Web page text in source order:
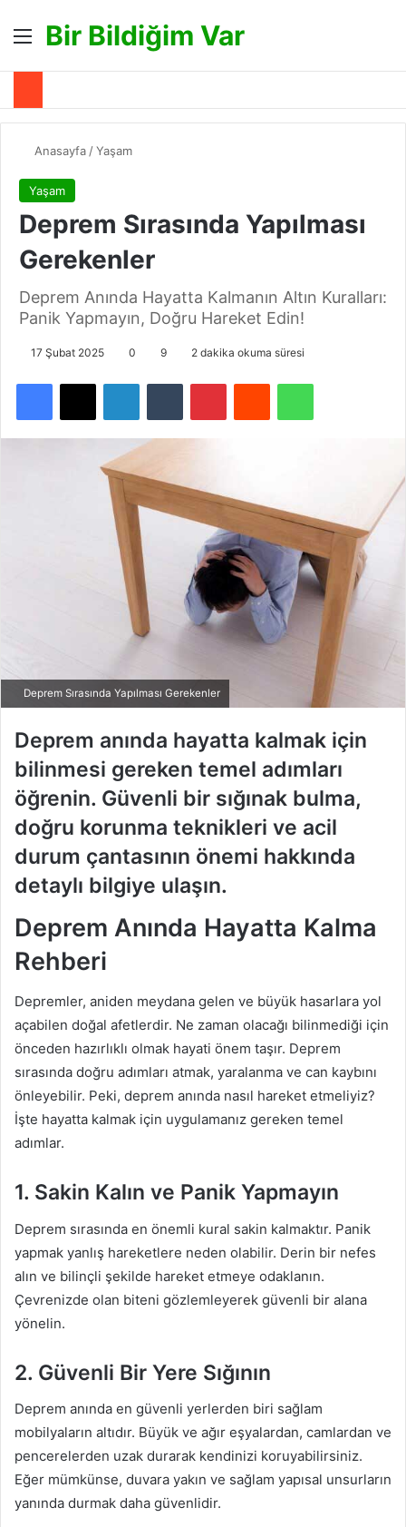
Menü
Bir Bildiğim Var
Anasayfa /Yaşam
Yaşam
Deprem Sırasında Yapılması
Gerekenler
Deprem Anında Hayatta Kalmanın Altın Kuralları:
Panik Yapmayın, Doğru Hareket Edin!
17 Şubat 2025 0 9 2 dakika okuma süresi
Deprem Sırasında Yapılması Gerekenler
Deprem anında hayatta kalmak için
bilinmesi gereken temel adımları
öğrenin. Güvenli bir sığınak bulma,
doğru korunma teknikleri ve acil
durum çantasının önemi hakkında
detaylı bilgiye ulaşın.
Deprem Anında Hayatta Kalma
Rehberi
Depremler, aniden meydana gelen ve büyük hasarlara yol
açabilen doğal afetlerdir. Ne zaman olacağı bilinmediği için
önceden hazırlıklı olmak hayati önem taşır. Deprem
sırasında doğru adımları atmak, yaralanma ve can kaybını
önleyebilir. Peki, deprem anında nasıl hareket etmeliyiz?
İşte hayatta kalmak için uygulamanız gereken temel
adımlar.
1. Sakin Kalın ve Panik Yapmayın
Deprem sırasında en önemli kural sakin kalmaktır. Panik
yapmak yanlış hareketlere neden olabilir. Derin bir nefes
alın ve bilinçli şekilde hareket etmeye odaklanın.
Çevrenizde olan biteni gözlemleyerek güvenli bir alana
yönelin.
2. Güvenli Bir Yere Sığının
Deprem anında en güvenli yerlerden biri sağlam
mobilyaların altıdır. Büyük ve ağır eşyalardan, camlardan ve
pencerelerden uzak durarak kendinizi koruyabilirsiniz.
Eğer mümkünse, duvara yakın ve sağlam yapısal unsurların
yanında durmak daha güvenlidir.